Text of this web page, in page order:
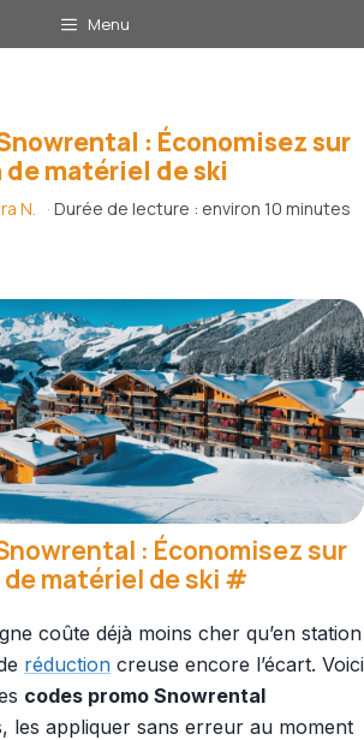
Menu
: Économisez sur
matériel de ski
N. · Durée de lecture : environ 10 minutes
: Économisez sur
matériel de ski #
coûte déjà moins cher qu’en station
réduction creuse encore l’écart. Voici
codes promo Snowrental
les appliquer sans erreur au moment